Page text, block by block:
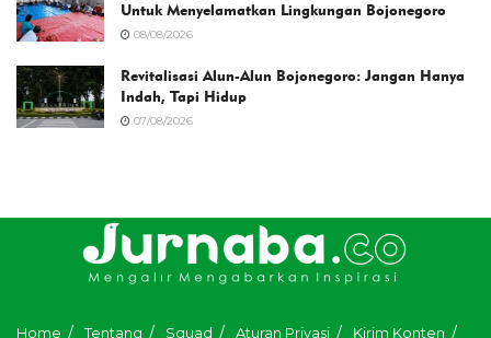
Untuk Menyelamatkan Lingkungan Bojonegoro
08/08/2026
Revitalisasi Alun-Alun Bojonegoro: Jangan Hanya
Indah, Tapi Hidup
07/08/2026
Home Tentang Squad Aturan Privasi Kirim Konten